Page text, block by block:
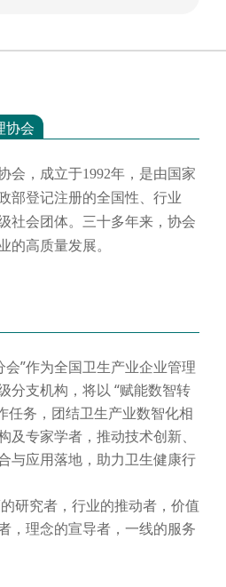
协会
会，成立于1992年，是由国家
部登记注册的全国性、行业
社会团体。三十多年来，协会
的高质量发展。
”作为全国卫生产业企业管理
分支机构，将以 “赋能数智转
任务，团结卫生产业数智化相
及专家学者，推动技术创新、
与应用落地，助力卫生健康行
究者，行业的推动者，价值
，理念的宣导者，一线的服务